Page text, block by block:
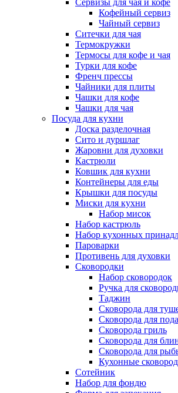
Сервизы для чая и кофе
Кофейный сервиз
Чайный сервиз
Ситечки для чая
Термокружки
Термосы для кофе и чая
Турки для кофе
Френч прессы
Чайники для плиты
Чашки для кофе
Чашки для чая
Посуда для кухни
Доска разделочная
Сито и дуршлаг
Жаровни для духовки
Кастрюли
Ковшик для кухни
Контейнеры для еды
Крышки для посуды
Миски для кухни
Набор мисок
Набор кастрюль
Набор кухонных
Пароварки
Противень для духовки
Сковородки
Набор сковородок
Ручка для
Таджин
Сковорода для
Сковорода для
Сковорода гриль
Сковорода для
Сковорода для
Кухонные
Сотейник
Набор для фондю